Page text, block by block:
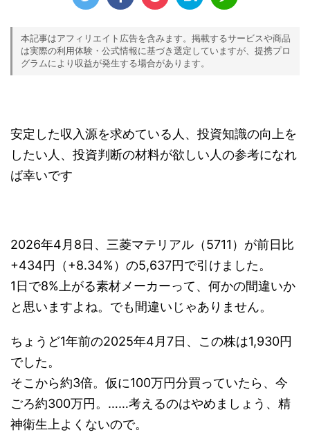
本記事はアフィリエイト広告を含みます。掲載するサービスや商品
は実際の利用体験・公式情報に基づき選定していますが、提携プロ
グラムにより収益が発生する場合があります。
安定した収入源を求めている人、投資知識の向上を
したい人、投資判断の材料が欲しい人の参考になれ
ば幸いです
2026年4月8日、三菱マテリアル（5711）が前日比
+434円（+8.34%）の5,637円で引けました。
1日で8%上がる素材メーカーって、何かの間違いか
と思いますよね。でも間違いじゃありません。
ちょうど1年前の2025年4月7日、この株は1,930円
でした。
そこから約3倍。仮に100万円分買っていたら、今
ごろ約300万円。……考えるのはやめましょう、精
神衛生上よくないので。